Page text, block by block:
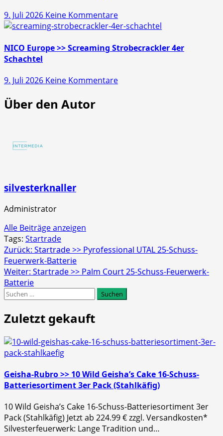
10er
Schachtel
9. Juli 2026 Keine Kommentarezu
NICO
>>
Fontänenbatterie
NICO Europe >> Screaming Strobecrackler 4er
Schachtel
9. Juli 2026 Keine Kommentarezu
Über den Autor
silvesterknaller
Administrator
Alle Beiträge anzeigen
Tags: Startrade
Beitragsnavigation
Zurück: Startrade >> Pyrofessional UTAL 25-Schuss-
Feuerwerk-Batterie
Weiter: Startrade >> Palm Court 25-Schuss-Feuerwerk-
Batterie
Suchen
Zuletzt gekauft
Geisha-Rubro >> 10 Wild Geisha’s Cake 16-Schuss-
Batteriesortiment 3er Pack (Stahlkäfig)
10 Wild Geisha’s Cake 16-Schuss-Batteriesortiment 3er
Pack (Stahlkäfig) Jetzt ab 224.99 € zzgl. Versandkosten*
Silvesterfeuerwerk: Lange Tradition und…